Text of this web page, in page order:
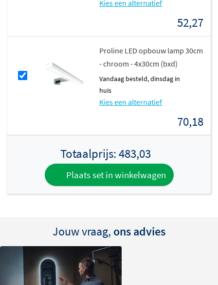
Achter de deuren vind je voldoende ruimte voor al jouw
diepte van
met twee deuren bieden nóg meer opbergruimte en
overzicht, ideaal voor gezinnen of wanneer je gewoon
graag alles netjes georganiseerd hebt.
Kies een alternatief
52,27
Proline LED opbouw lamp 30cm
- chroom - 4x30cm (bxd)
vandaag besteld, dinsdag in
huis
Kies een alternatief
70,18
Totaalprijs:483,03
Plaats set in winkelwagen
Jouw vraag, ons advies